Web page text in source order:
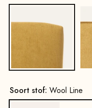
Soort stof: Wool Line